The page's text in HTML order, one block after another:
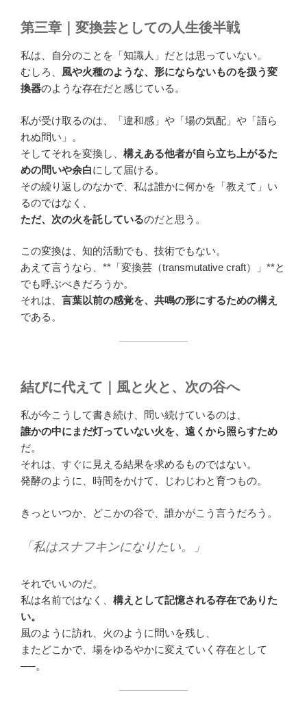
第三章｜変換芸としての人生後半戦
私は、自分のことを「知識人」だとは思っていない。
むしろ、 風や火種のような、形にならないものを扱う変
換器のような存在だと感じている。
私が受け取るのは、「違和感」や「場の気配」や「語ら
れぬ問い」。
そしてそれを変換し、 構えある他者が自ら立ち上がるた
めの問いや余白にして届ける。
その繰り返しのなかで、私は誰かに何かを「教えて」い
るのではなく、
ただ、次の火を託しているのだと思う。
この変換は、知的活動でも、技術でもない。
あえて言うなら、**「変換芸（transmutative craft）」**と
でも呼ぶべきだろうか。
それは、 言葉以前の感覚を、共鳴の形にするための構え
である。
結びに代えて｜風と火と、次の谷へ
私が今こうして書き続け、問い続けているのは、
誰かの中にまだ灯っていない火を、遠くから照らすため
だ。
それは、すぐに見える結果を求めるものではない。
発酵のように、時間をかけて、じわじわと育つもの。
きっといつか、どこかの谷で、誰かがこう言うだろう。
「私はスナフキンになりたい。」
それでいいのだ。
私は名前ではなく、 構えとして記憶される存在でありた
い。
風のように訪れ、火のように問いを残し、
またどこかで、場をゆるやかに変えていく存在として
──。